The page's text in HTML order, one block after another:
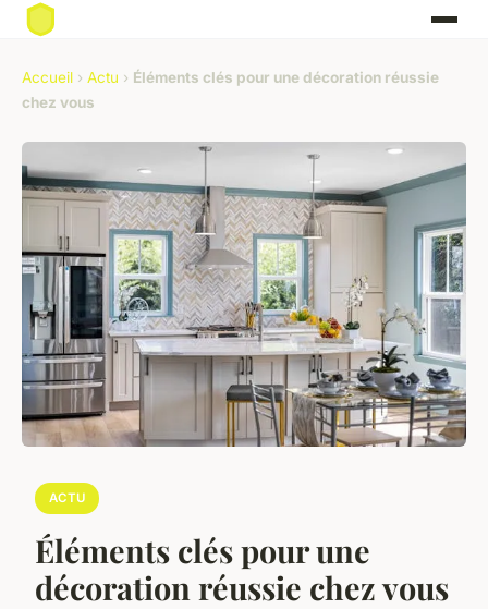
Accueil › Actu › Éléments clés pour une décoration réussie
chez vous
ACTU
Éléments clés pour une
décoration réussie chez vous